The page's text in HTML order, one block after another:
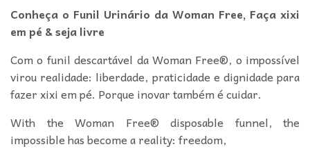
Conheça o Funil Urinário da Woman Free, Faça xixi
em pé & seja livre
Com o funil descartável da Woman Free®, o impossível
virou realidade: liberdade, praticidade e dignidade para
fazer xixi em pé. Porque inovar também é cuidar.
With the Woman Free® disposable funnel, the
impossible has become a reality: freedom,